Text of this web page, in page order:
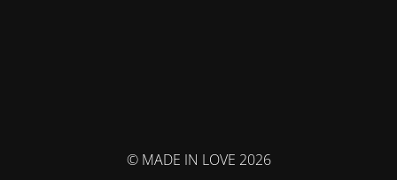
© MADE IN LOVE 2026